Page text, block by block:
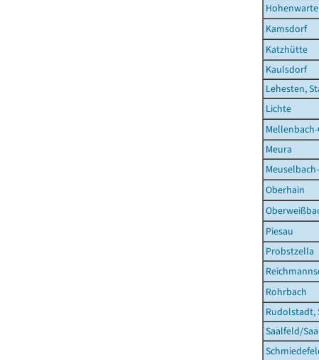
Hohenwarte
Kamsdorf
Katzhütte
Kaulsdorf
Lehesten,
Lichte
Meura
Oberhain
Piesau
Probstzella
Rohrbach
Rudolstadt,
Saalfeld/